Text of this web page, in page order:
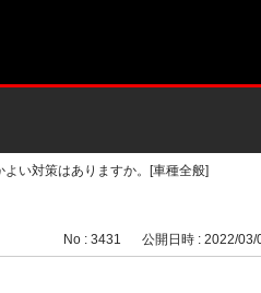
い対策はありますか。[車種全般]
No : 3431 公開日時 : 2022/03/